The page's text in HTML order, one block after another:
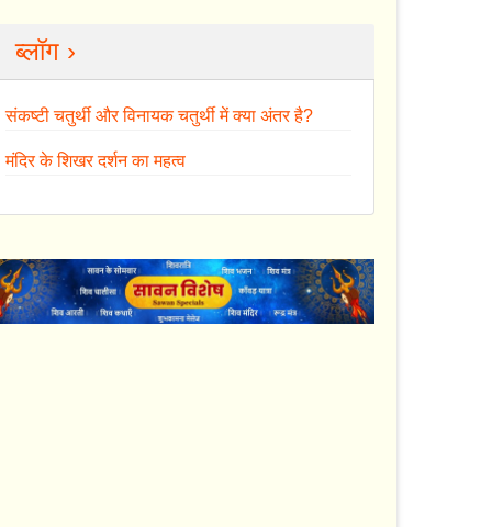
ब्लॉग ›
संकष्टी चतुर्थी और विनायक चतुर्थी में क्या अंतर है?
मंदिर के शिखर दर्शन का महत्व